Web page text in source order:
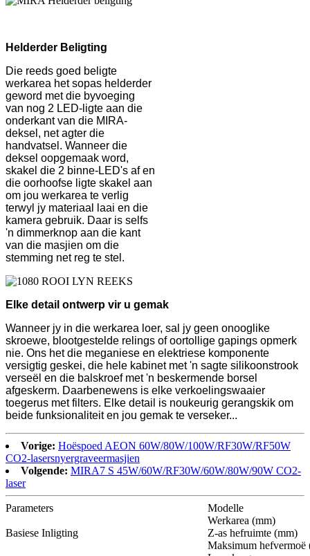
Helderder Beligting
Die reeds goed beligte
werkarea het sopas helderder
geword met die byvoeging
van nog 2 LED-ligte aan die
onderkant van die MIRA-
deksel, net agter die
handvatsel. Wanneer die
deksel oopgemaak word,
skakel die 2 binne-LED's af en
die oorhoofse ligte skakel aan
om jou werkarea te verlig
terwyl jy materiaal laai en die
kamera gebruik. Daar is selfs
'n dimmerknop aan die kant
van die masjien om die
stemming net reg te stel.
Elke detail ontwerp vir u gemak
Wanneer jy in die werkarea loer, sal jy geen onooglike
skroewe, blootgestelde relings of oortollige gapings opmerk
nie. Ons het die meganiese en elektriese komponente
versigtig geskei, die hele kabinet met 'n sagte silikoonstrook
verseël en die balskroef met 'n beskermende borsel
afgeskerm. Daarbenewens is elke verkoelingswaaier
toegerus met filters. Elke detail is noukeurig gerangskik om
beide funksionaliteit en jou gemak te verseker...
Vorige: Hoëspoed AEON 60W/80W/100W/RF30W/RF50W
CO2-lasersnyergraveermasjien
Volgende: MIRA7 S 45W/60W/RF30W/60W/80W/90W CO2-
laser
Parameters Modelle
Basiese Inligting
Werkarea (mm)
Z-as hefruimte (mm)
Maksimum hefvermoë